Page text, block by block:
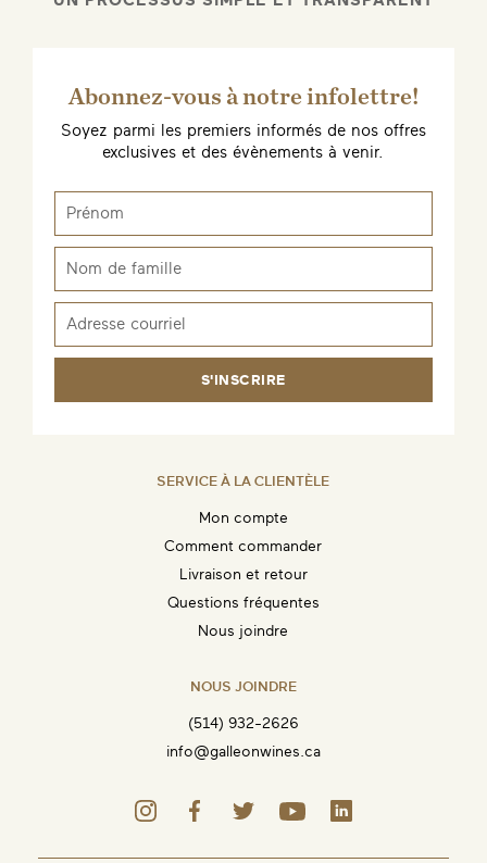
Abonnez-vous à notre infolettre!
Soyez parmi les premiers informés de nos offres
exclusives et des évènements à venir.
S'INSCRIRE
SERVICE À LA CLIENTÈLE
Mon compte
Comment commander
Livraison et retour
Questions fréquentes
Nous joindre
NOUS JOINDRE
(514) 932-2626
info@galleonwines.ca